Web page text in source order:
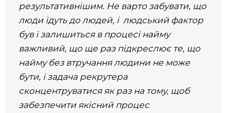
результативнішим. Не варто забувати, що
люди ідуть до людей, і людський фактор
був і залишиться в процесі найму
важливий, що ще раз підкреслює те, що
найму без втручання людини не може
бути, і задача рекрутера
сконцентруватися як раз на тому, щоб
забезпечити якісний процес